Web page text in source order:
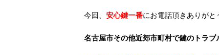
今回、 安心鍵一番にお電話頂きありが
名古屋市その他近郊市町村で鍵のトラブ